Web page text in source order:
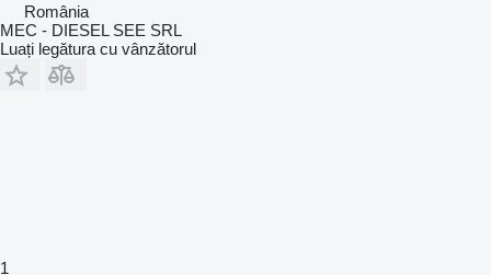
România
MEC - DIESEL SEE SRL
Luați legătura cu vânzătorul
1